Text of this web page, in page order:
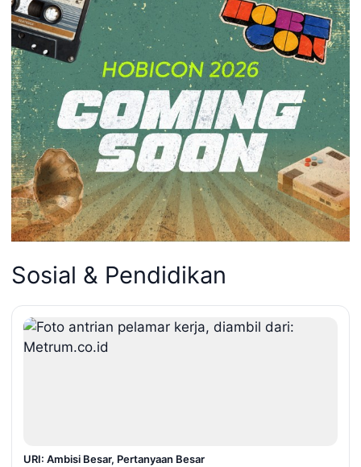
Sosial & Pendidikan
URI: Ambisi Besar, Pertanyaan Besar